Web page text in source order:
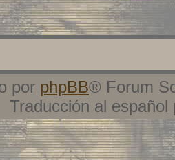
por phpBB® Forum
Traducción al